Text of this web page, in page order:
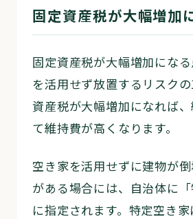
固定資産税が大幅増加
固定資産税が大幅増加にな
を活用せず放置するリスク
資産税が大幅増加になれば
て維持費が高くなります。
空き家を活用せずに建物が
がある場合には、自治体に「
に指定されます。特定空き